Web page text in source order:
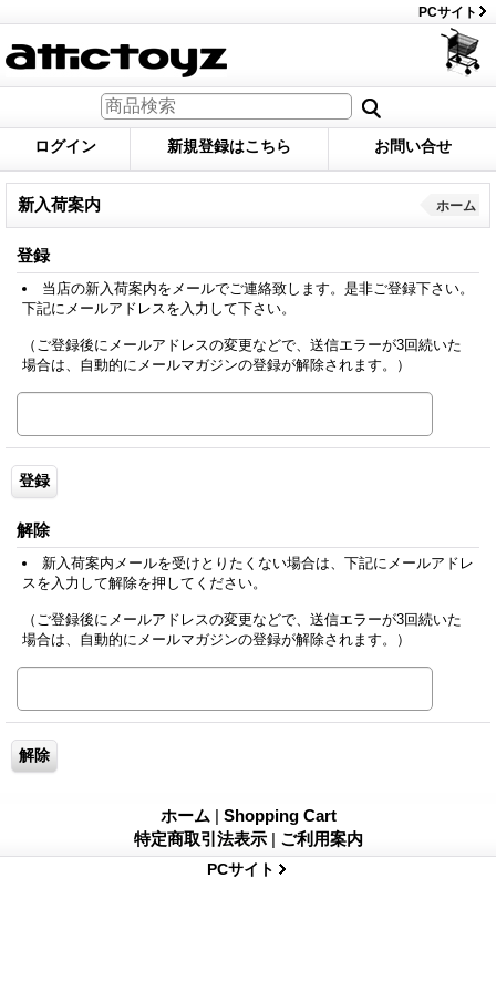
PCサイト
ログイン 新規登録はこちら お問い合せ
新入荷案内 ホーム
登録
当店の新入荷案内をメールでご連絡致します。是非ご登録下さい。
下記にメールアドレスを入力して下さい。
（ご登録後にメールアドレスの変更などで、送信エラーが3回続いた
場合は、自動的にメールマガジンの登録が解除されます。）
解除
新入荷案内メールを受けとりたくない場合は、下記にメールアドレ
スを入力して解除を押してください。
（ご登録後にメールアドレスの変更などで、送信エラーが3回続いた
場合は、自動的にメールマガジンの登録が解除されます。）
ホーム | Shopping Cart
特定商取引法表示 | ご利用案内
PCサイト